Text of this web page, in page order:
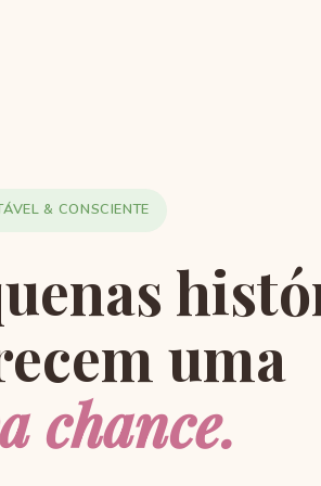
& CONSCIENTE
uma
chance.